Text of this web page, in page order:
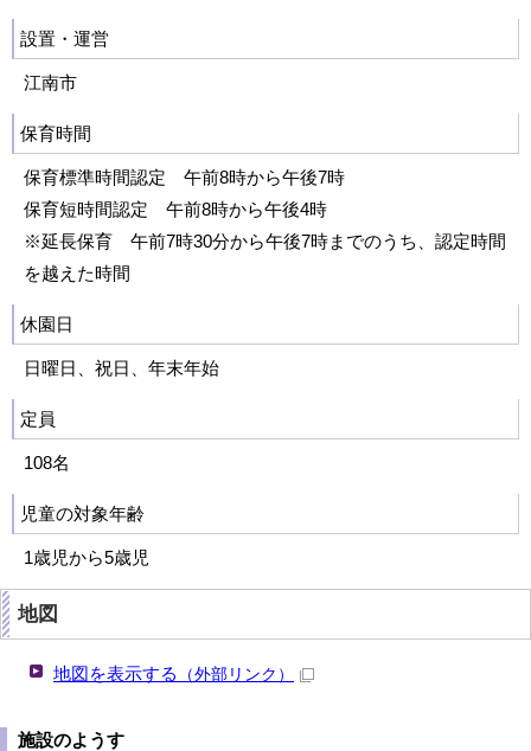
設置・運営
江南市
保育時間
保育標準時間認定 午前8時から午後7時
保育短時間認定 午前8時から午後4時
※延長保育 午前7時30分から午後7時までのうち、認定時間
を越えた時間
休園日
日曜日、祝日、年末年始
定員
108名
児童の対象年齢
1歳児から5歳児
地図
地図を表示する （外部リンク）
施設のようす